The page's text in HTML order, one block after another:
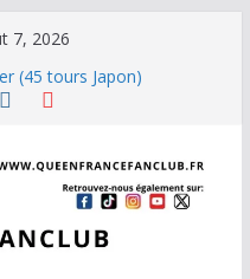
7, 2026
(45 tours Japon)